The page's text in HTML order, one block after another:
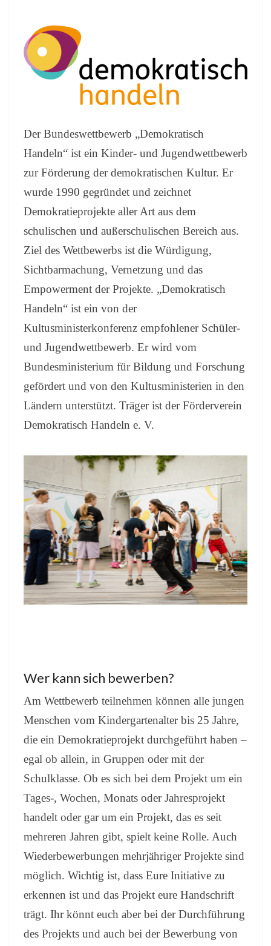
B
E
W
E
B
“
D
E
O
K
A
T
S
C
H
A
N
D
E
L
”
Der Bundeswettbewerb „Demokratisch
Handeln“ ist ein Kinder- und Jugendwettbewerb
zur Förderung der demokratischen Kultur. Er
wurde 1990 gegründet und zeichnet
Demokratieprojekte aller Art aus dem
schulischen und außerschulischen Bereich aus.
Ziel des Wettbewerbs ist die Würdigung,
Sichtbarmachung, Vernetzung und das
Empowerment der Projekte. „Demokratisch
Handeln“ ist ein von der
Kultusministerkonferenz empfohlener Schüler-
und Jugendwettbewerb. Er wird vom
Bundesministerium für Bildung und Forschung
gefördert und von den Kultusministerien in den
Ländern unterstützt. Träger ist der Förderverein
Demokratisch Handeln e. V.
Wer kann sich bewerben?
Am Wettbewerb teilnehmen können alle jungen
Menschen vom Kindergartenalter bis 25 Jahre,
die ein Demokratieprojekt durchgeführt haben –
egal ob allein, in Gruppen oder mit der
Schulklasse. Ob es sich bei dem Projekt um ein
Tages-, Wochen, Monats oder Jahresprojekt
handelt oder gar um ein Projekt, das es seit
mehreren Jahren gibt, spielt keine Rolle. Auch
Wiederbewerbungen mehrjähriger Projekte sind
möglich. Wichtig ist, dass Eure Initiative zu
erkennen ist und das Projekt eure Handschrift
trägt. Ihr könnt euch aber bei der Durchführung
des Projekts und auch bei der Bewerbung von